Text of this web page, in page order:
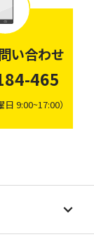
い合わせ
465
日 9:00~17:00）